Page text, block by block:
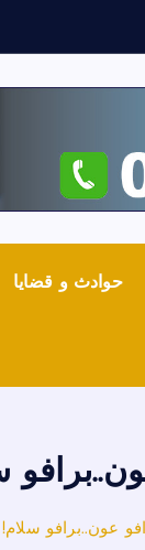
حوادث و قضايا
عون..برافو سلام!